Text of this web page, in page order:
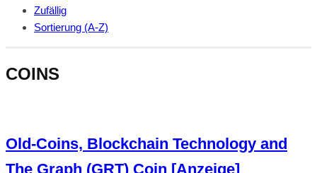
Zufällig
Sortierung (A-Z)
COINS
Old-Coins, Blockchain Technology and
The Graph (GRT) Coin [Anzeige]